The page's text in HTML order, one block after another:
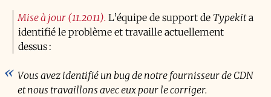
Mise à jour (11.2011) L’équipe de support de Typekita
identifié le problème et travaille actuellement
dessus :
Vous avez identifié un bug de notre fournisseur deCDN
et nous travaillons avec eux pour le corriger.